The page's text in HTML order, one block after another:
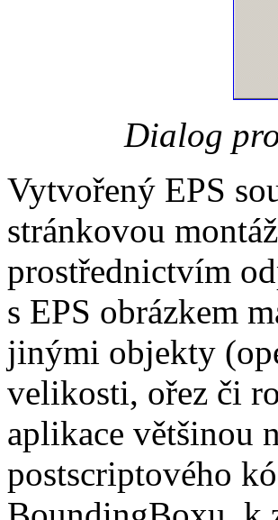
Dialog
Vytvořený EPS
stránkovou
prostřednictvím
s EPS obrázkem
jinými objekty
velikosti, ořez či
aplikace většinou
postscriptového